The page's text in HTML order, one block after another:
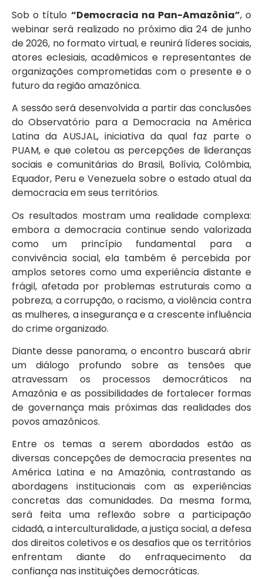
Sob o título “Democracia na Pan-Amazônia”, o
webinar será realizado no próximo dia 24 de junho
de 2026, no formato virtual, e reunirá líderes sociais,
atores eclesiais, acadêmicos e representantes de
organizações comprometidas com o presente e o
futuro da região amazônica.
A sessão será desenvolvida a partir das conclusões
do Observatório para a Democracia na América
Latina da AUSJAL, iniciativa da qual faz parte o
PUAM, e que coletou as percepções de lideranças
sociais e comunitárias do Brasil, Bolívia, Colômbia,
Equador, Peru e Venezuela sobre o estado atual da
democracia em seus territórios.
Os resultados mostram uma realidade complexa:
embora a democracia continue sendo valorizada
como um princípio fundamental para a
convivência social, ela também é percebida por
amplos setores como uma experiência distante e
frágil, afetada por problemas estruturais como a
pobreza, a corrupção, o racismo, a violência contra
as mulheres, a insegurança e a crescente influência
do crime organizado.
Diante desse panorama, o encontro buscará abrir
um diálogo profundo sobre as tensões que
atravessam os processos democráticos na
Amazônia e as possibilidades de fortalecer formas
de governança mais próximas das realidades dos
povos amazônicos.
Entre os temas a serem abordados estão as
diversas concepções de democracia presentes na
América Latina e na Amazônia, contrastando as
abordagens institucionais com as experiências
concretas das comunidades. Da mesma forma,
será feita uma reflexão sobre a participação
cidadã, a interculturalidade, a justiça social, a defesa
dos direitos coletivos e os desafios que os territórios
enfrentam diante do enfraquecimento da
confiança nas instituições democráticas.